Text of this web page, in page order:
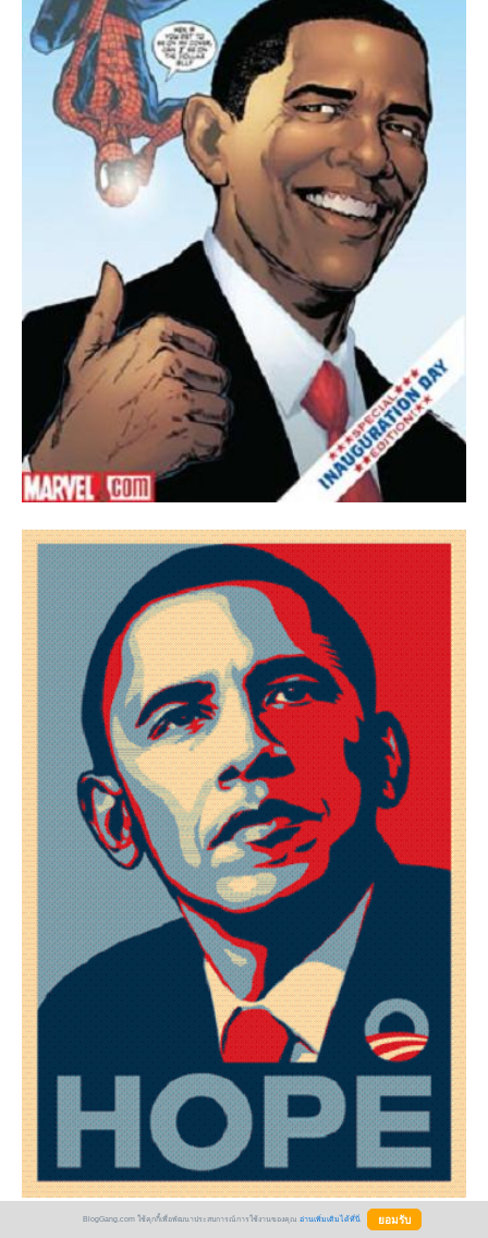
BlogGang.com ใช้คุกกี้เพื่อพัฒนาประสบการณ์การใช้งานของคุณ อ่านเพิ่มเติมได้ที่นี่